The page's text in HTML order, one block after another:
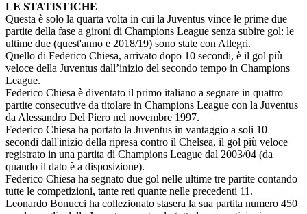
LE STATISTICHE
Questa è solo la quarta volta in cui la Juventus vince le prime due
partite della fase a gironi di Champions League senza subire gol: le
ultime due (quest'anno e 2018/19) sono state con Allegri.
Quello di Federico Chiesa, arrivato dopo 10 secondi, è il gol più
veloce della Juventus dall’inizio del secondo tempo in Champions
League.
Federico Chiesa è diventato il primo italiano a segnare in quattro
partite consecutive da titolare in Champions League con la Juventus
da Alessandro Del Piero nel novembre 1997.
Federico Chiesa ha portato la Juventus in vantaggio a soli 10
secondi dall'inizio della ripresa contro il Chelsea, il gol più veloce
registrato in una partita di Champions League dal 2003/04 (da
quando il dato è a disposizione).
Federico Chiesa ha segnato due gol nelle ultime tre partite contando
tutte le competizioni, tante reti quante nelle precedenti 11.
Leonardo Bonucci ha collezionato stasera la sua partita numero 450